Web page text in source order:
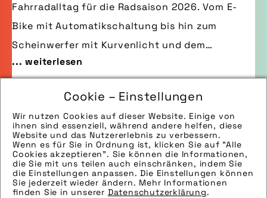
Cookie – Einstellungen
Wir nutzen Cookies auf dieser Website. Einige von
ihnen sind essenziell, während andere helfen, diese
Website und das Nutzererlebnis zu verbessern.
Wenn es für Sie in Ordnung ist, klicken Sie auf "Alle
Cookies akzeptieren". Sie können die Informationen,
die Sie mit uns teilen auch einschränken, indem Sie
die Einstellungen anpassen. Die Einstellungen können
Sie jederzeit wieder ändern. Mehr Informationen
finden Sie in unserer Datenschutzerklärung.
Fahrradalltag für die Radsaison 2026. Vom E-
Bike mit Automatikschaltung bis hin zum
Scheinwerfer mit Kurvenlicht und dem
mitwachsenden Kinderrad.
... weiterlesen